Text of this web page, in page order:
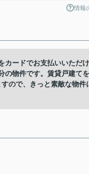
情報
カードでお支払いいただけ
の物件です。賃貸戸建てを
ので、きっと素敵な物件